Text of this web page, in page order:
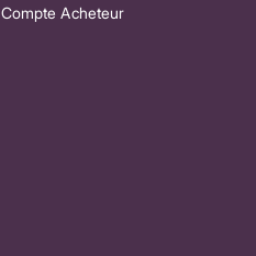
Compte Acheteur